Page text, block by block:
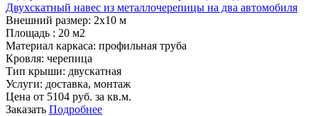
Двухскатный навес из металлочерепицы на два автомобиля
Внешний размер: 2х10 м
Площадь : 20 м2
Материал каркаса: профильная труба
Кровля: черепица
Тип крыши: двускатная
Услуги: доставка, монтаж
Цена от 5104 руб. за кв.м.
Заказать Подробнее